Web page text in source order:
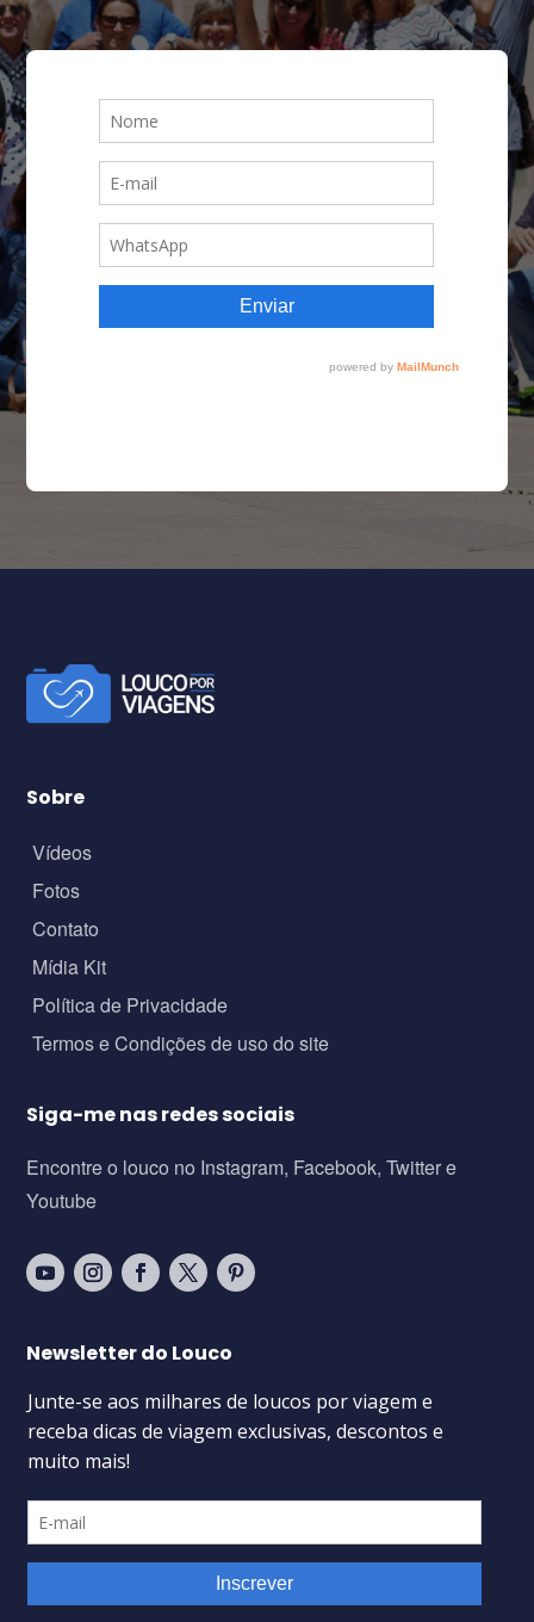
Sobre
Vídeos
Fotos
Contato
Mídia Kit
Política de Privacidade
Termos e Condições de uso do site
Siga-me nas redes sociais
Encontre o louco no Instagram, Facebook, Twitter e
Youtube
Newsletter do Louco